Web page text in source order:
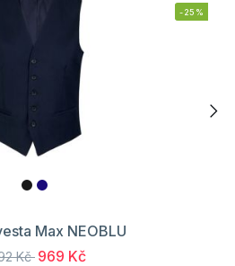
-25%
Max NEOBLU
Kč 969 Kč